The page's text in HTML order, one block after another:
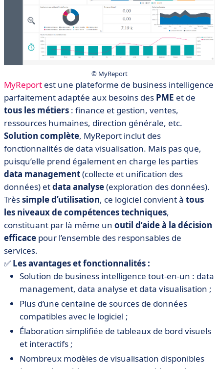
© MyReport
MyReport est une plateforme de business intelligence
parfaitement adaptée aux besoins des PME et de
tous les métiers : finance et gestion, ventes,
ressources humaines, direction générale, etc.
Solution complète, MyReport inclut des
fonctionnalités de data visualisation. Mais pas que,
puisqu’elle prend également en charge les parties
data management(collecte et unification des
données) etdata analyse(exploration des données).
Trèssimple d’utilisation, ce logiciel convient à tous
les niveaux de compétences techniques,
constituant par là même un outil d’aide à la décision
efficace pour l’ensemble des responsables de
services.
✅ Les avantages et fonctionnalités :
Solution de business intelligence tout-en-un : data
management, data analyse et data visualisation ;
Plus d’une centaine de sources de données
compatibles avec le logiciel ;
Élaboration simplifiée de tableaux de bord visuels
et interactifs ;
Nombreux modèles de visualisation disponibles